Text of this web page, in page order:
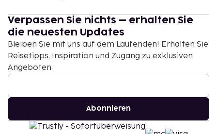
Verpassen Sie nichts – erhalten Sie
die neuesten Updates
Bleiben Sie mit uns auf dem Laufenden! Erhalten Sie
Reisetipps, Inspiration und Zugang zu exklusiven
Angeboten.
Abonnieren